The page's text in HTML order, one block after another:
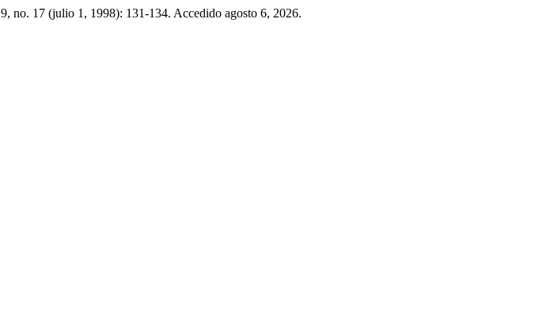
9, no. 17 (julio 1, 1998): 131-134. Accedido agosto 6, 2026.